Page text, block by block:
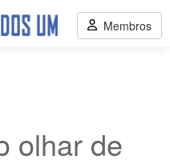
olhar de
Membros